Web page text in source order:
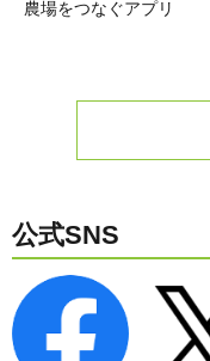
農場をつなぐアプリ
公式SNS